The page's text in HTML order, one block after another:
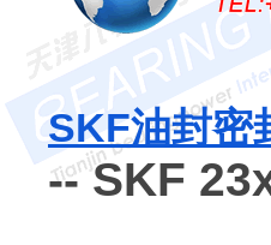
SKF油封密
-- SKF